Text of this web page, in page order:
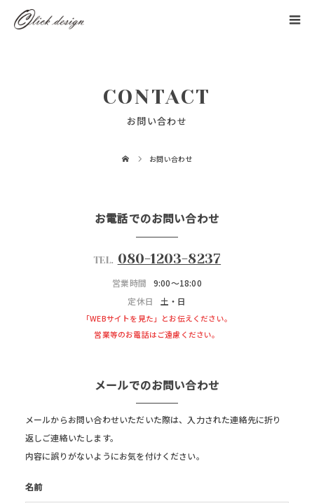
CONTACT
お問い合わせ
お問い合わせ
お電話でのお問い合わせ
TEL. 080-1203-8237
営業時間
9:00～18:00
定休日
土・日
「WEBサイトを見た」とお伝えください。
営業等のお電話はご遠慮ください。
メールでのお問い合わせ
メールからお問い合わせいただいた際は、入力された連絡先に折り
返しご連絡いたします。
内容に誤りがないようにお気を付けください。
名前